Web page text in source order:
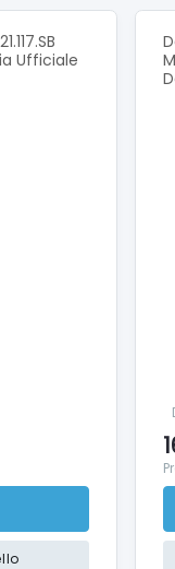
È
Puoi
Scelta
I filtri
In
La
Ufficiale